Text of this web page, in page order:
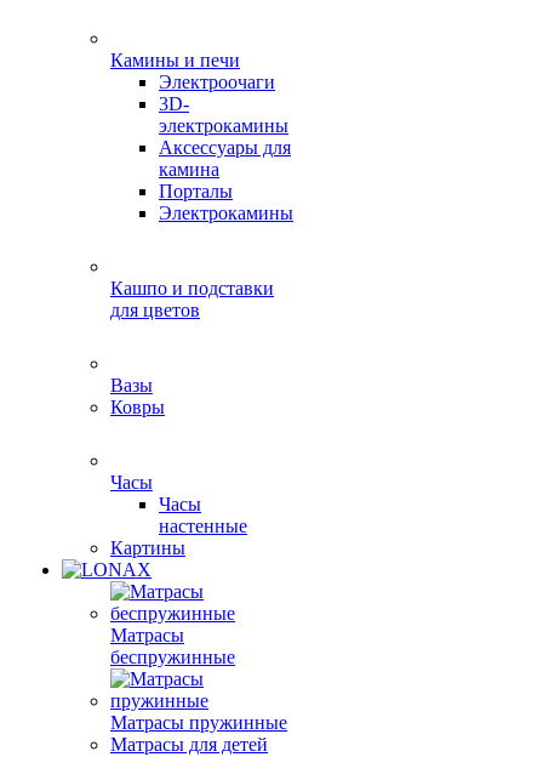
Камины и печи
Электроочаги
3D-
электрокамины
Аксессуары для
камина
Порталы
Электрокамины
Кашпо и подставки
для цветов
Вазы
Ковры
Часы
Часы
настенные
Картины
Матрасы
беспружинные
Матрасы пружинные
Матрасы для детей